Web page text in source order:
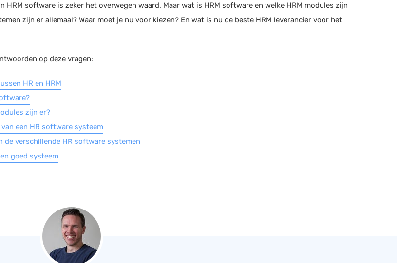
HRM software is zeker het overwegen waard. Maar wat is HRM software en welke HRM modules zijn
zijn er allemaal? Waar moet je nu voor kiezen? En wat is nu de beste HRM leverancier voor het
op deze vragen:
HR en HRM
zijn er?
een HR software systeem
de verschillende HR software systemen
goed systeem